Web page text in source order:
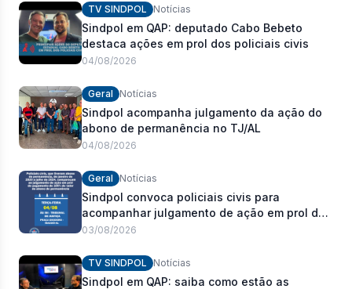
TV SINDPOL Notícias
Sindpol em QAP: deputado Cabo Bebeto
destaca ações em prol dos policiais civis
04/08/2026
Geral Notícias
Sindpol acompanha julgamento da ação do
abono de permanência no TJ/AL
04/08/2026
Geral Notícias
Sindpol convoca policiais civis para
acompanhar julgamento de ação em prol do
pagamento de 100% do abono de
03/08/2026
TV SINDPOL Notícias
Sindpol em QAP: saiba como estão as